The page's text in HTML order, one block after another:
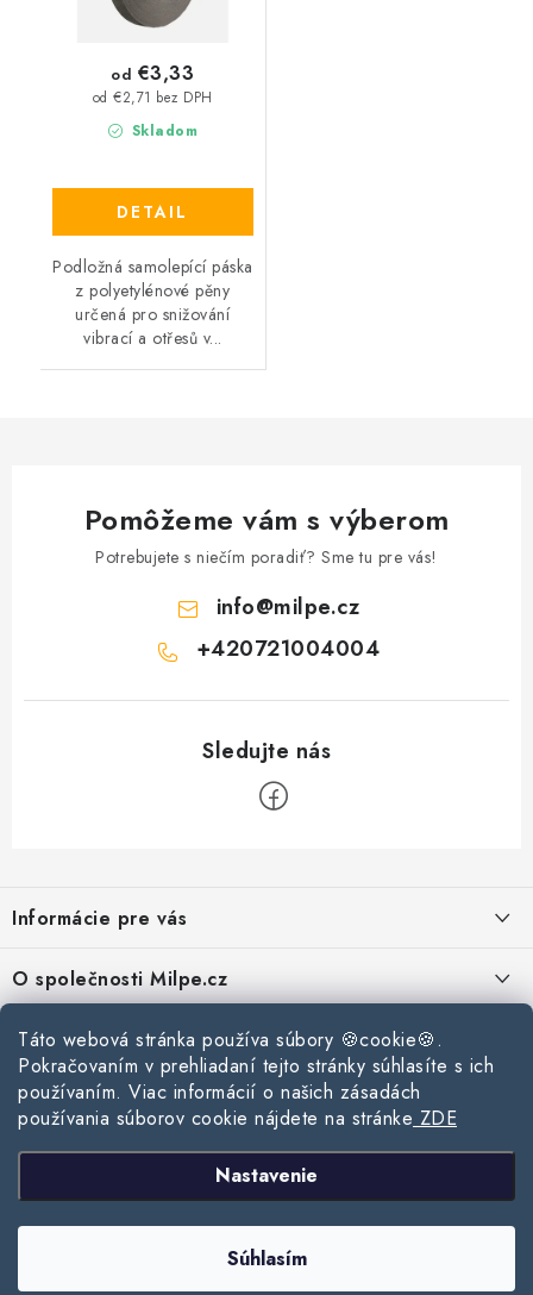
Táto webová stránka používa súbory 🍪cookie🍪.
Pokračovaním v prehliadaní tejto stránky súhlasíte s ich
používaním. Viac informácií o našich zásadách
používania súborov cookie nájdete na stránke ZDE
Nastavenie
Súhlasím
Skladom
od €2,71 bez DPH
od €3,33
DETAIL
Podložná samolepící páska
z polyetylénové pěny
určená pro snižování
vibrací a otřesů v...
Pomôžeme vám s výberom
Potrebujete s niečím poradiť? Sme tu pre vás!
info@milpe.cz
+420721004004
p
ä
t
Informácie pre vás
Reklamace a vrácení zboží
Zásady používania súborov cookie
Podmínky ochrany osobních údajů
Obchodní podmínky
Mapa webu Milpe.sk
O společnosti Milpe.cz
Často sa nás pýtate
O spoločnosti Milpe
Kontakty
Kontaktné informácie
O spoločnosti Milpe
Stavebný blog
Ako vybrať správnu difúznu fóliu pre strechu?
Žalúzie do spálne: Ako vybrať ideálne tienenie pre pokojný spánok?
Ako vybrať strešné okno do zimy?
Prijímame online platby
Copyright 2026www.milpe.sk. Všetky práva vyhradené.Upraviť nastavenie
cookies